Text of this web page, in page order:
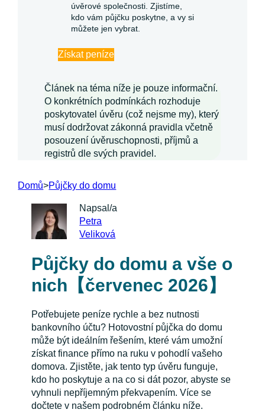
úvěrové společnosti. Zjistíme,
kdo vám půjčku poskytne, a vy si
můžete jen vybrat.
Získat peníze
Článek na téma níže je pouze informační.
O konkrétních podmínkách rozhoduje
poskytovatel úvěru (což nejsme my), který
musí dodržovat zákonná pravidla včetně
posouzení úvěruschopnosti, příjmů a
registrů dle svých pravidel.
Domů>Půjčky do domu
Napsal/a
Petra
Veliková
Půjčky do domu a vše o
nich【červenec 2026】
Potřebujete peníze rychle a bez nutnosti
bankovního účtu? Hotovostní půjčka do domu
může být ideálním řešením, které vám umožní
získat finance přímo na ruku v pohodlí vašeho
domova. Zjistěte, jak tento typ úvěru funguje,
kdo ho poskytuje a na co si dát pozor, abyste se
vyhnuli nepříjemným překvapením. Více se
dočtete v našem podrobném článku níže.